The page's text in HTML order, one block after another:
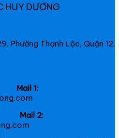
HUY DƯƠNG
Phường Thạnh Lộc, Quận 12,
Mail 1:
Mail 2: